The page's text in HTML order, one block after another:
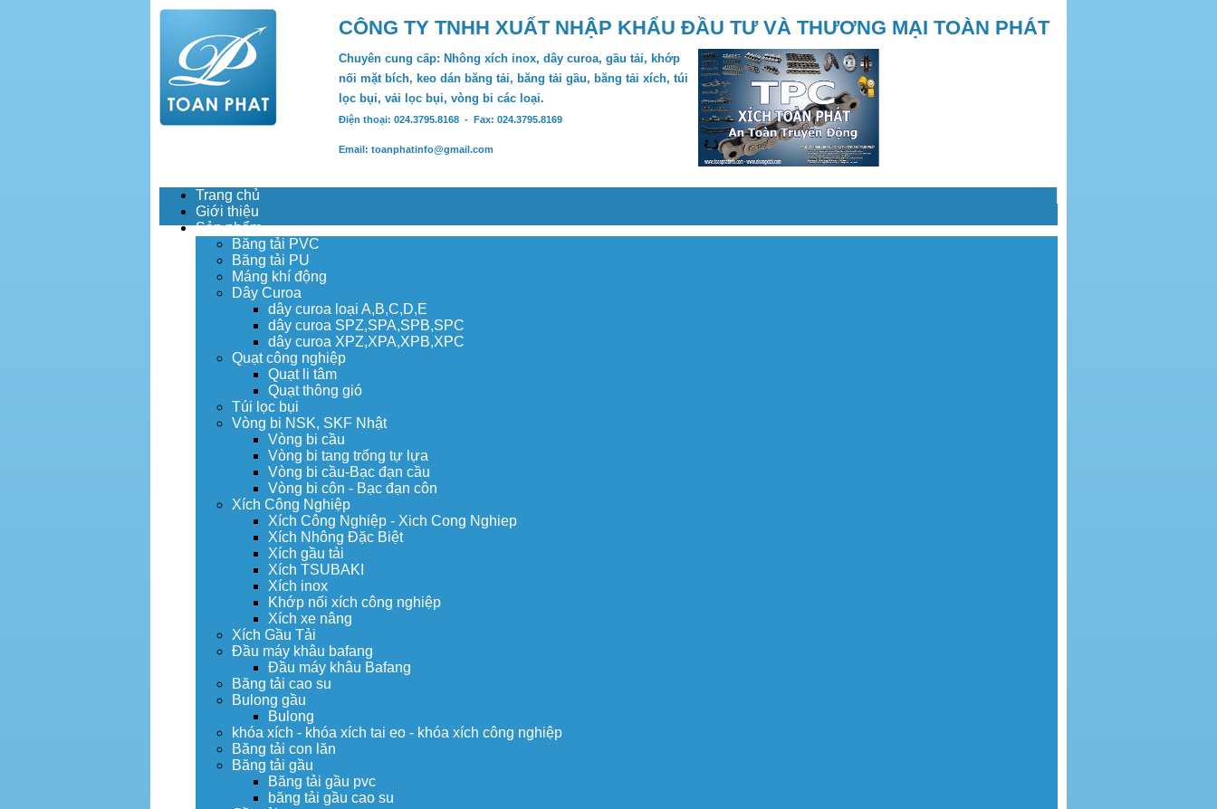
CÔNG TY TNHH XUẤT NHẬP KHẨU ĐẦU TƯ VÀ THƯƠNG MẠI TOÀN PHÁT
Chuyên cung cấp: Nhông xích inox, dây curoa, gầu tải, khớp
nối mặt bích, keo dán băng tải, băng tải gầu, băng tải xích, túi
lọc bụi, vải lọc bụi, vòng bi các loại.
Điện thoại: 024.3795.8168 - Fax: 024.3795.8169
Email: toanphatinfo@gmail.com
Trang chủ
Giới thiệu
Sản phẩm
Băng tải PVC
Băng tải PU
Máng khí động
Dây Curoa
dây curoa loại A,B,C,D,E
dây curoa SPZ,SPA,SPB,SPC
dây curoa XPZ,XPA,XPB,XPC
Quạt công nghiệp
Quạt li tâm
Quạt thông gió
Túi lọc bụi
Vòng bi NSK, SKF Nhật
Vòng bi cầu
Vòng bi tang trống tự lựa
Vòng bi cầu-Bạc đạn cầu
Vòng bi côn - Bạc đạn côn
Xích Công Nghiệp
Xích Công Nghiệp - Xich Cong Nghiep
Xích Nhông Đặc Biệt
Xích gầu tải
Xích TSUBAKI
Xích inox
Khớp nối xích công nghiệp
Xích xe nâng
Xích Gầu Tải
Đầu máy khâu bafang
Đầu máy khâu Bafang
Băng tải cao su
Bulong gầu
Bulong
khóa xích - khóa xích tai eo - khóa xích công nghiệp
Băng tải con lăn
Băng tải gầu
Băng tải gầu pvc
băng tải gầu cao su